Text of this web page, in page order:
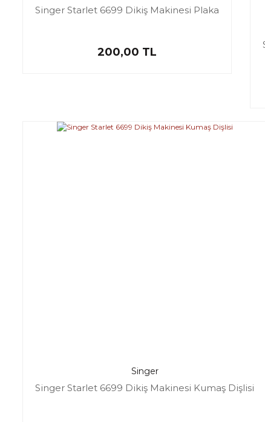
Singer Starlet 6699 Dikiş Makinesi Plaka
200,00 TL
Singer
Singer Starlet 6699 Dikiş Makinesi Kumaş Dişlisi